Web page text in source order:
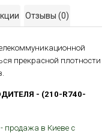
Отзывы (0)
прекрасной плотности
- (210-R740-
- продажа в Киеве с